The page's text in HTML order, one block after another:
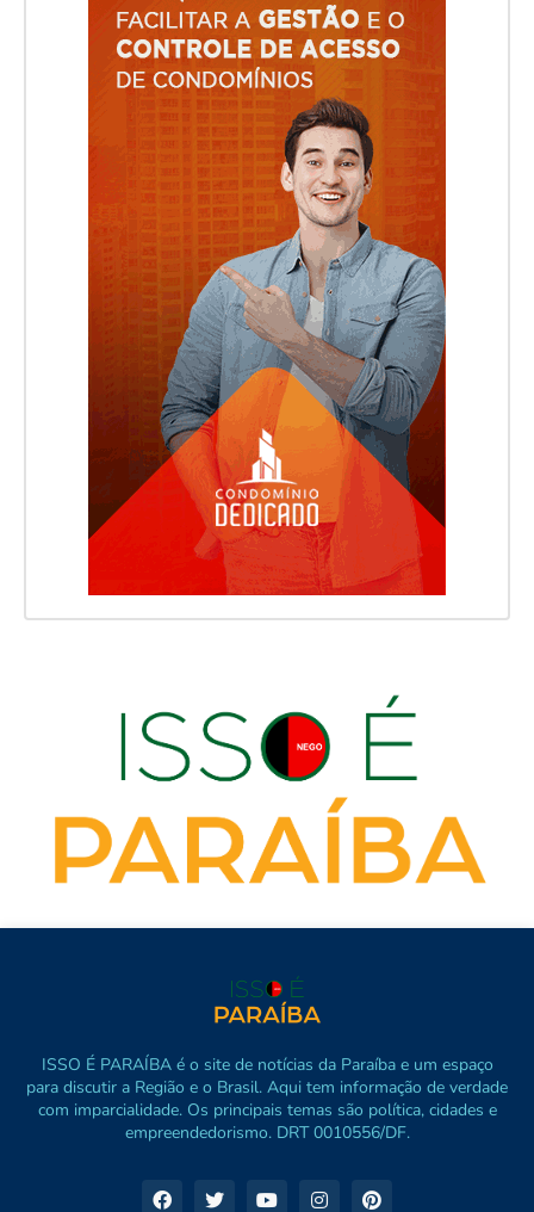
ISSO É PARAÍBA é o site de notícias da Paraíba e um espaço
para discutir a Região e o Brasil. Aqui tem informação de verdade
com imparcialidade. Os principais temas são política, cidades e
empreendedorismo. DRT 0010556/DF.